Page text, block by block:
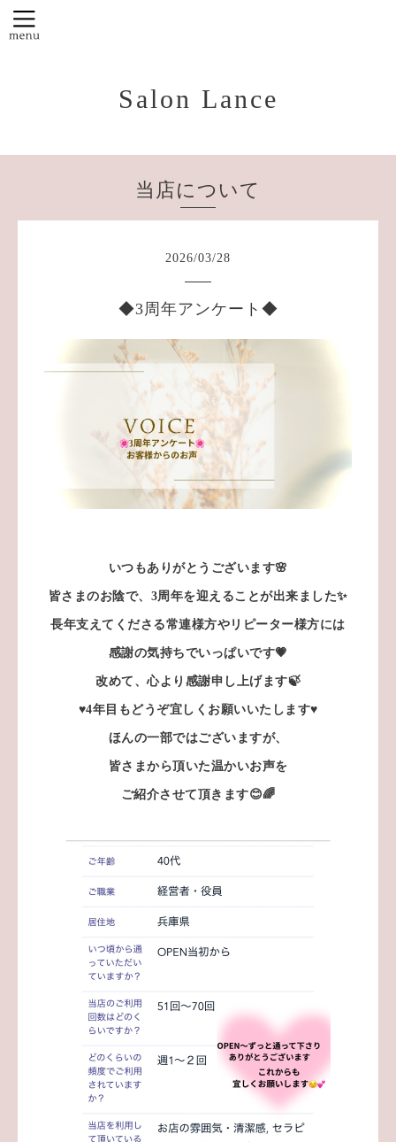
Salon Lance
当店について
2026/03/28
◆3周年アンケート◆
いつもありがとうございます🌸
皆さまのお陰で、3周年を迎えることが出来ました✨
長年支えてくださる常連様方やリピーター様方には
感謝の気持ちでいっぱいです💗
改めて、心より感謝申し上げます🍃
♥4年目もどうぞ宜しくお願いいたします♥
ほんの一部ではございますが、
皆さまから頂いた温かいお声を
ご紹介させて頂きます😊🌈